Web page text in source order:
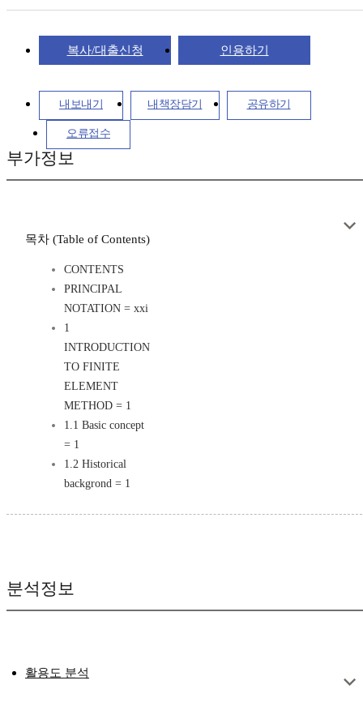
복사/대출신청 인용하기
내보내기 내책장담기 공유하기
오류접수
부가정보
목차 (Table of Contents)
CONTENTS
PRINCIPAL
NOTATION = xxi
1
INTRODUCTION
TO FINITE
ELEMENT
METHOD = 1
1.1 Basic concept
= 1
1.2 Historical
backgrond = 1
분석정보
활용도 분석